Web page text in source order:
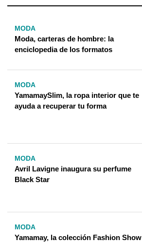
MODA
Moda, carteras de hombre: la
enciclopedia de los formatos
MODA
YamamaySlim, la ropa interior que te
ayuda a recuperar tu forma
MODA
Avril Lavigne inaugura su perfume
Black Star
MODA
Yamamay, la colección Fashion Show